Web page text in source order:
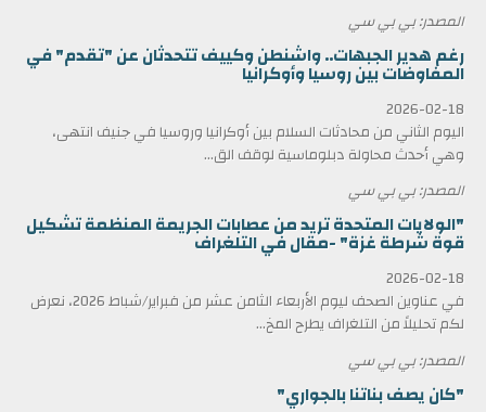
المصدر: بي بي سي
رغم هدير الجبهات.. واشنطن وكييف تتحدثان عن "تقدم" في
المفاوضات بين روسيا وأوكرانيا
2026-02-18
اليوم الثاني من محادثات السلام بين أوكرانيا وروسيا في جنيف انتهى،
وهي أحدث محاولة دبلوماسية لوقف الق...
المصدر: بي بي سي
"الولايات المتحدة تريد من عصابات الجريمة المنظمة تشكيل
قوة شرطة غزة" -مقال في التلغراف
2026-02-18
في عناوين الصحف ليوم الأربعاء الثامن عشر من فبراير/شباط 2026، نعرض
لكم تحليلاً من التلغراف يطرح المخ...
المصدر: بي بي سي
"كان يصف بناتنا بالجواري"